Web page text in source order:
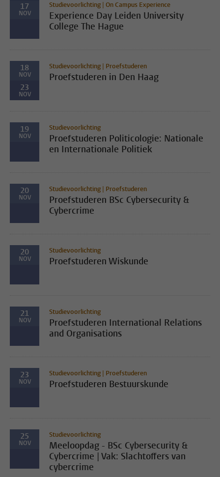
17
NOV
Studievoorlichting | On Campus Experience
Experience Day Leiden University
College The Hague
18
NOV
23
NOV
Studievoorlichting | Proefstuderen
Proefstuderen in Den Haag
19
NOV
Studievoorlichting
Proefstuderen Politicologie: Nationale
en Internationale Politiek
20
NOV
Studievoorlichting | Proefstuderen
Proefstuderen BSc Cybersecurity &
Cybercrime
20
NOV
Studievoorlichting
Proefstuderen Wiskunde
21
NOV
Studievoorlichting
Proefstuderen International Relations
and Organisations
23
NOV
Studievoorlichting | Proefstuderen
Proefstuderen Bestuurskunde
25
NOV
Studievoorlichting
Meeloopdag - BSc Cybersecurity &
Cybercrime | Vak: Slachtoffers van
cybercrime